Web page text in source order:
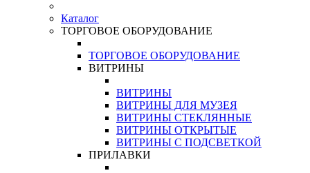
Каталог
ТОРГОВОЕ ОБОРУДОВАНИЕ
ТОРГОВОЕ ОБОРУДОВАНИЕ
ВИТРИНЫ
ВИТРИНЫ
ВИТРИНЫ ДЛЯ МУЗЕЯ
ВИТРИНЫ СТЕКЛЯННЫЕ
ВИТРИНЫ ОТКРЫТЫЕ
ВИТРИНЫ С ПОДСВЕТКОЙ
ПРИЛАВКИ